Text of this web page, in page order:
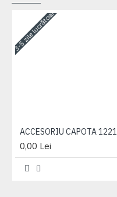
3-5 zile lucrătoare
ACCESORIU CAPOTA 1221
0,00 Lei